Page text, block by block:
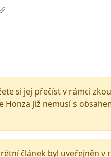
si jej přečíst v rámci
Honza již nemusí s
článek byl uveřejněn v